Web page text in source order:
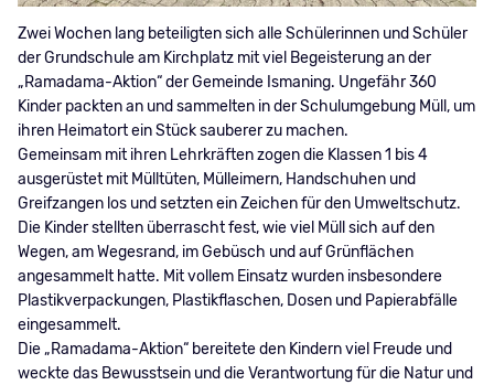
Zwei Wochen lang beteiligten sich alle Schülerinnen und Schüler
der Grundschule am Kirchplatz mit viel Begeisterung an der
„Ramadama-Aktion“ der Gemeinde Ismaning. Ungefähr 360
Kinder packten an und sammelten in der Schulumgebung Müll, um
ihren Heimatort ein Stück sauberer zu machen.
Gemeinsam mit ihren Lehrkräften zogen die Klassen 1 bis 4
ausgerüstet mit Mülltüten, Mülleimern, Handschuhen und
Greifzangen los und setzten ein Zeichen für den Umweltschutz.
Die Kinder stellten überrascht fest, wie viel Müll sich auf den
Wegen, am Wegesrand, im Gebüsch und auf Grünflächen
angesammelt hatte. Mit vollem Einsatz wurden insbesondere
Plastikverpackungen, Plastikflaschen, Dosen und Papierabfälle
eingesammelt.
Die „Ramadama-Aktion“ bereitete den Kindern viel Freude und
weckte das Bewusstsein und die Verantwortung für die Natur und